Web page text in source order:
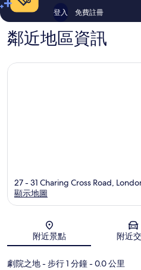
登入 免費註冊
鄰近地區資訊
地
27 - 31 Charing Cross Road,
顯示地圖
附近景點 附近
劇院之地- 步行 1 分鐘- 0.0 公里